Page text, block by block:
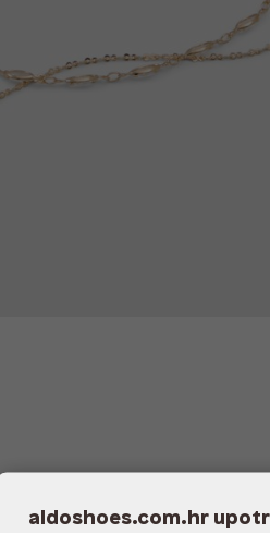
čelik
aldoshoes.com.hr